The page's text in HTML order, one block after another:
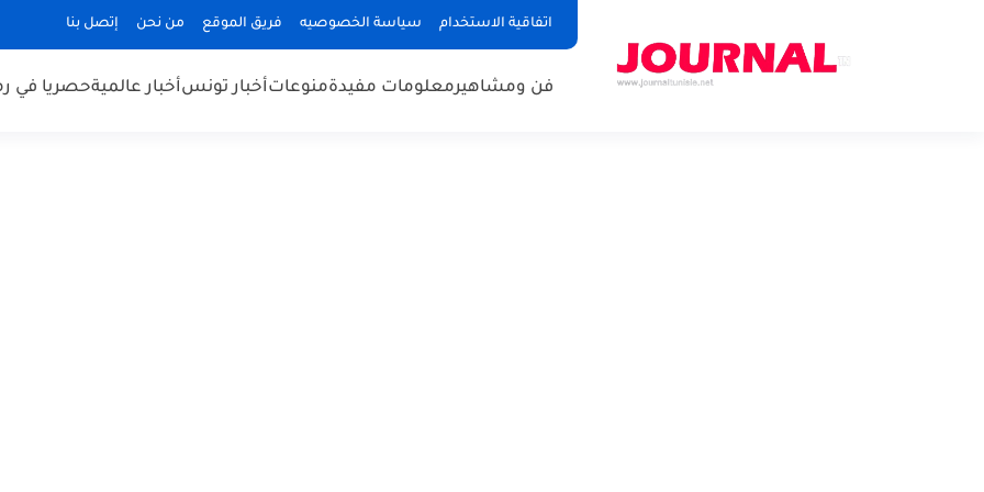
اتفاقية الاستخدام سياسة الخصوصيه فريق الموقع من نحن إتصل بنا
فن ومشاهيرمعلومات مفيدةمنوعاتأخبار تونسأخبار عالميةحصريا في